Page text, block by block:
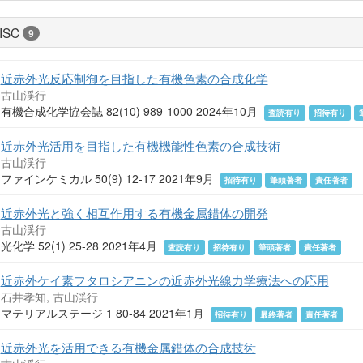
9
近赤外光反応制御を目指した有機色素の合成化学
古山渓行
有機合成化学協会誌 82(10) 989-1000 2024年10月
査読有り 招待有り
近赤外光活用を目指した有機機能性色素の合成技術
古山渓行
ファインケミカル 50(9) 12-17 2021年9月
招待有り 筆頭著者 責任著者
近赤外光と強く相互作用する有機金属錯体の開発
古山渓行
光化学 52(1) 25-28 2021年4月
査読有り 招待有り 筆頭著者 責任著者
近赤外ケイ素フタロシアニンの近赤外光線力学療法への応用
石井孝知, 古山渓行
マテリアルステージ 1 80-84 2021年1月
招待有り 最終著者 責任著者
近赤外光を活用できる有機金属錯体の合成技術